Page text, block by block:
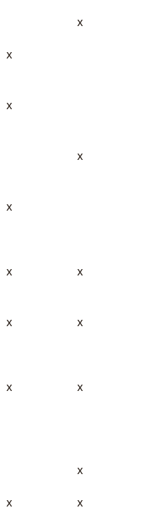
x
x
x
x
x
x x
x x
x x
x
x x